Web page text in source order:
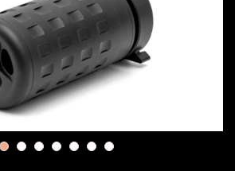
1 2 3 4 5 6 7